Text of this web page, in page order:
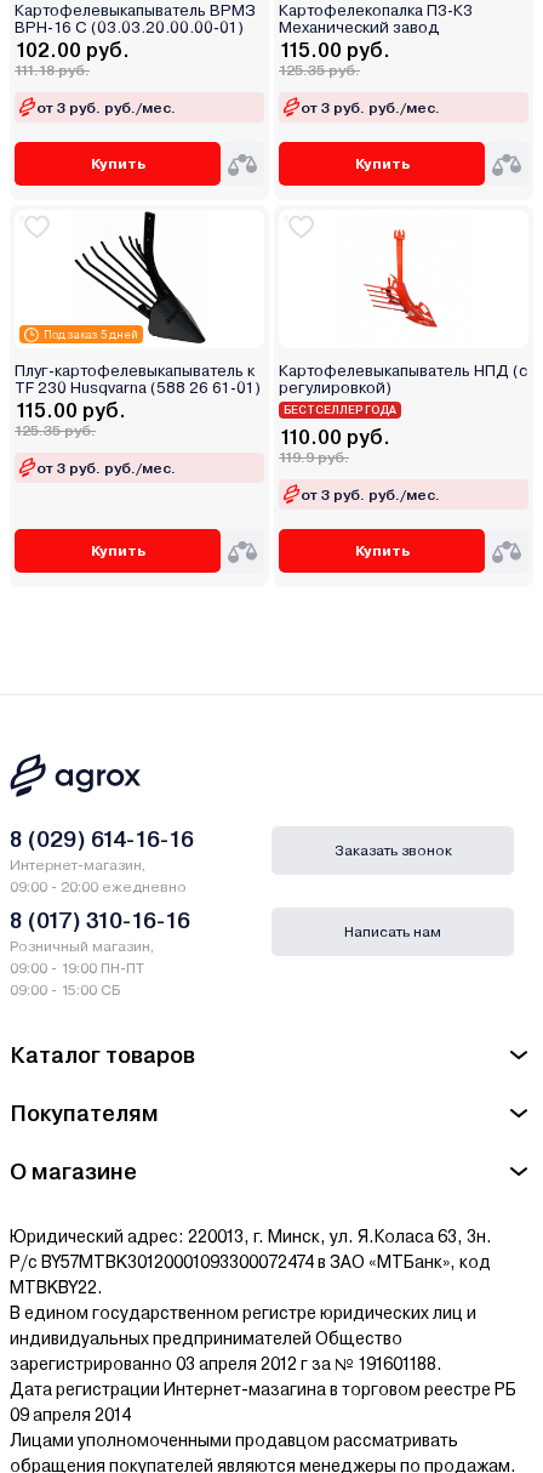
Картофелевыкапыватель ВРМЗ
ВРН-16 С (03.03.20.00.00-01)
102.00 руб.
111.18 руб.
от 3 руб. руб./мес.
Купить
Картофелекопалка П3-К3
Механический завод
115.00 руб.
125.35 руб.
от 3 руб. руб./мес.
Купить
Под заказ 5 дней
Плуг-картофелевыкапыватель к
TF 230 Husqvarna (588 26 61-01)
115.00 руб.
125.35 руб.
от 3 руб. руб./мес.
Купить
Картофелевыкапыватель НПД (с
регулировкой)
БЕСТСЕЛЛЕР ГОДА
110.00 руб.
119.9 руб.
от 3 руб. руб./мес.
Купить
Каталог товаров
Покупателям
О магазине
Юридический адрес: 220013, г. Минск, ул. Я.Коласа 63, 3н.
Р/с BY57MTBK30120001093300072474 в ЗАО «МТБанк», код
MTBKBY22.
В едином государственном регистре юридических лиц и
индивидуальных предпринимателей Общество
зарегистрированно 03 апреля 2012 г за № 191601188.
Дата регистрации Интернет-мазагина в торговом реестре РБ
09 апреля 2014
Лицами уполномоченными продавцом рассматривать
обращения покупателей являются менеджеры по продажам.
8 (029) 614-16-16
Интернет-магазин,
09:00 - 20:00 ежедневно
8 (017) 310-16-16
Розничный магазин,
09:00 - 19:00 ПН-ПТ
09:00 - 15:00 СБ
Заказать звонок
Написать нам